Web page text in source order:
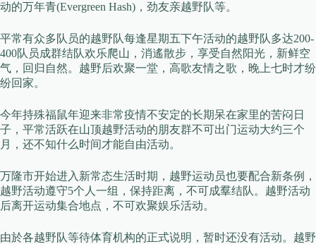
动的万年青(Evergreen Hash)，劲友亲越野队等。
平常有众多队员的越野队每逢星期五下午活动的越野队多达200-
400队员成群结队欢乐爬山，消遙散步，享受自然阳光，新鲜空
气，回归自然。越野后欢聚一堂，高歌友情之歌，晚上七时才纷
纷回家。
今年持殊福鼠年迎来非常疫情不安定的长期呆在家里的苦闷日
子，平常活跃在山顶越野活动的朋友群不可出门运动大约三个
月，还不知什么时间才能自由活动。
万隆市开始进入新常态生活时期，越野运动员也要配合新条例，
越野活动遵守5个人一组，保持距离，不可成羣结队。越野活动
后离开运动集合地点，不可欢聚娱乐活动。
由於各越野队等待体育机构的正式说明，暂时还没有活动。越野